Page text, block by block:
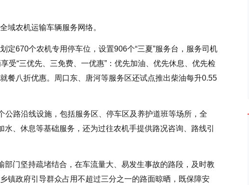
域农机运输车辆服务网络。
定670个农机专用停车位，设置906个“三夏”服务台，服务司机
受“三优先、三免费、一优惠”：优先加油、优先休息、优先检
餐八折优惠。周口东、唐河等服务区还试点推出柴油每升0.55
公路沿线设施，包括服务区、停车区及养护道班等场所，全
水、休息等基础服务，还为过往农机手提供路况咨询、路线引
部门坚持疏堵结合，在车流量大、易发生事故的路段，及时教
镇政府引导群众占用不超过三分之一的路面晾晒，既保障安